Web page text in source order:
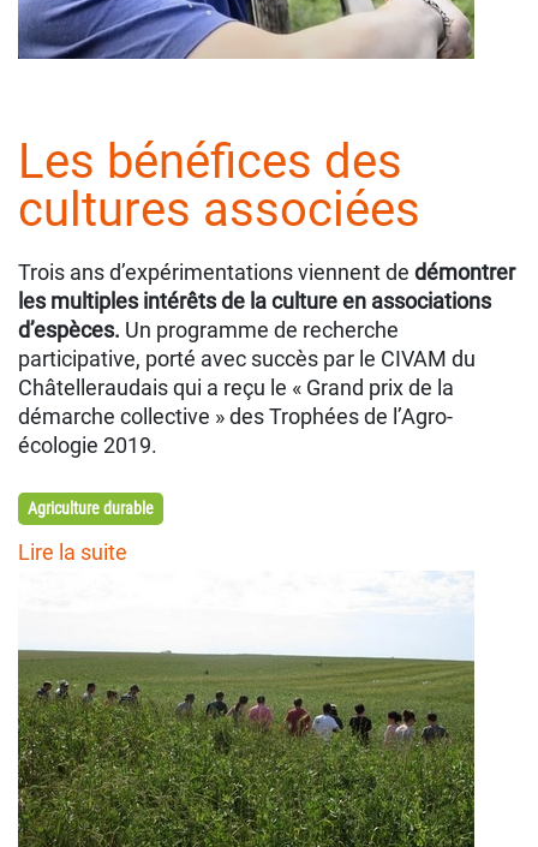
Les bénéfices des
cultures associées
Trois ans d’expérimentations viennent de démontrer
les multiples intérêts de la culture en associations
d’espèces. Un programme de recherche
participative, porté avec succès par le CIVAM du
Châtelleraudais qui a reçu le « Grand prix de la
démarche collective » des Trophées de l’Agro-
écologie 2019.
Agriculture durable
Lire la suite